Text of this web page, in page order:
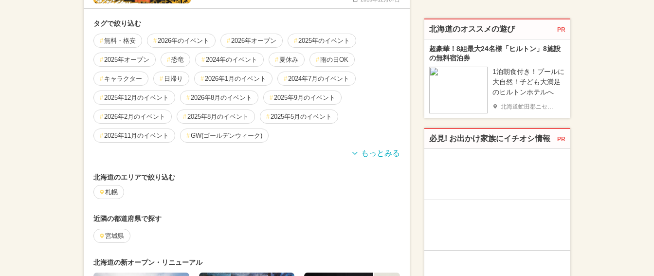
タグで絞り込む
無料・格安 2026年のイベント 2026年オープン 2025年のイベント
2025年オープン 恐竜 2024年のイベント 夏休み 雨の日OK
キャラクター 日帰り 2026年1月のイベント 2024年7月のイベント
2025年12月のイベント 2026年8月のイベント 2025年9月のイベント
2026年2月のイベント 2025年8月のイベント 2025年5月のイベント
2025年11月のイベント GW(ゴールデンウィーク)
2025年3月のイベント
2024年9月のイベント
2026年9月のイベント
2024年2月のイベント ハロウィン
北海道のエリアで絞り込む
札幌
近隣の都道府県で探す
宮城県
北海道の新オープン・リニューアル
北海道のオススメの遊び PR
超豪華！8組最大24名様「ヒルトン」8施設
の無料宿泊券
1泊朝食付き！プールに
大自然！子ども大満足
のヒルトンホテルへ
北海道虻田郡ニセコ町
必見! お出かけ家族にイチオシ情報 PR